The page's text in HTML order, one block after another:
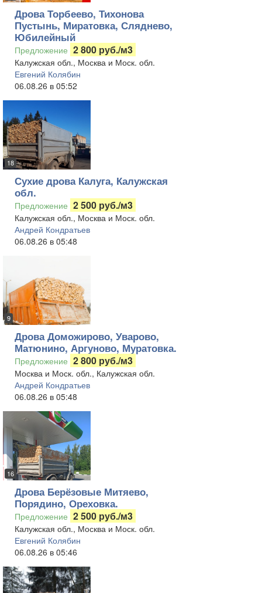
Дрова Торбеево, Тихонова
Пустынь, Миратовка, Сляднево,
Юбилейный
Предложение 2 800 руб./м3
Калужская обл., Москва и Моск. обл.
Евгений Колябин
06.08.26 в 05:52
18
Сухие дрова Калуга, Калужская
обл.
Предложение 2 500 руб./м3
Калужская обл., Москва и Моск. обл.
Андрей Кондратьев
06.08.26 в 05:48
9
Дрова Доможирово, Уварово,
Матюнино, Аргуново, Муратовка.
Предложение 2 800 руб./м3
Москва и Моск. обл., Калужская обл.
Андрей Кондратьев
06.08.26 в 05:48
16
Дрова Берёзовые Митяево,
Порядино, Ореховка.
Предложение 2 500 руб./м3
Калужская обл., Москва и Моск. обл.
Евгений Колябин
06.08.26 в 05:46